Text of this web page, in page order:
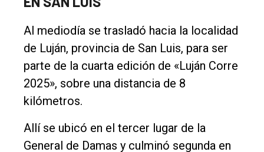
Al mediodía se trasladó hacia la localidad
de Luján, provincia de San Luis, para ser
parte de la cuarta edición de «Luján Corre
2025», sobre una distancia de 8
kilómetros.
Allí se ubicó en el tercer lugar de la
General de Damas y culminó segunda en